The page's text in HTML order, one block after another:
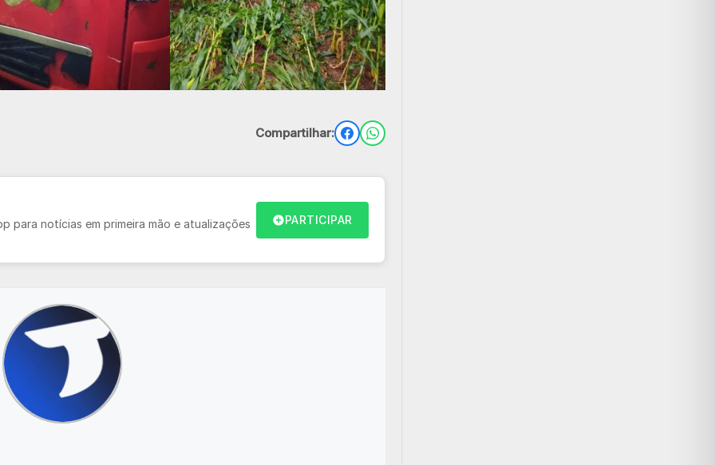
Compartilhar:
para notícias em primeira mão e atualizações PARTICIPAR